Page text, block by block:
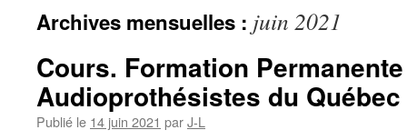
Archives mensuelles : juin 2021
Cours. Formation
Audioprothésistes du Québec
Publié le 14 juin 2021 parJ-L